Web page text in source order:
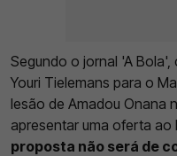
Segundo o jornal 'A
Youri Tielemans para o
lesão de Amadou Onana
apresentar uma oferta ao
proposta não será de